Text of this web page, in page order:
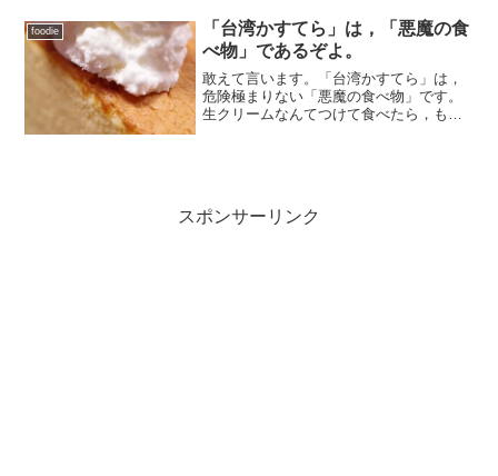
foodie
「台湾かすてら」は，「悪魔の食
べ物」であるぞよ。
敢えて言います。「台湾かすてら」は，
危険極まりない「悪魔の食べ物」です。
生クリームなんてつけて食べたら，もう
スポンサーリンク